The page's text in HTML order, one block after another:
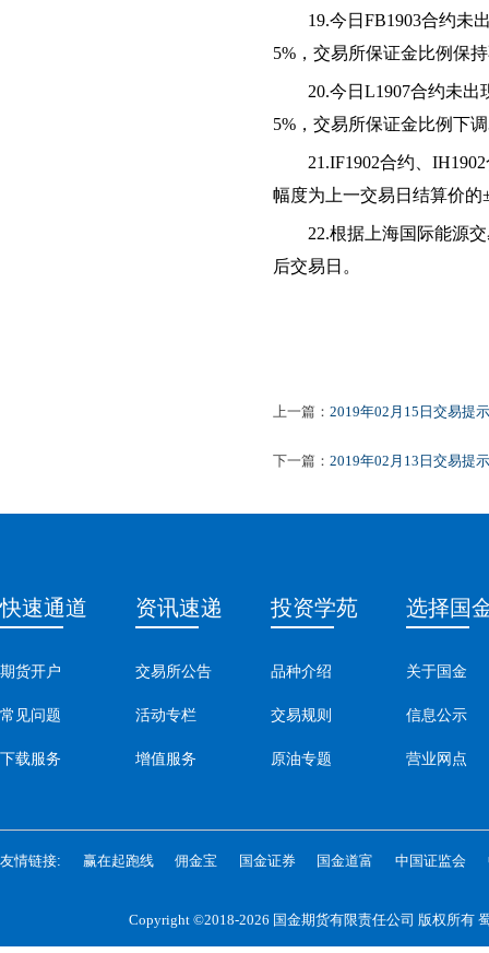
19.今日 FB1903合约未
5%，交易所保证金比例保
20.今日 L1907合约未出
5%，交易所保证金比例下调
21 .IF1902合约、
幅度为上一交易日结算价的
22.根据上海国际能源
后交易日 。
上一篇： 2019年02月15日交易提示
下一篇： 2019年02月13日交易提示
快速通道
期货开户
常见问题
下载服务
资讯速递
交易所公告
活动专栏
增值服务
投资学苑
品种介绍
交易规则
原油专题
选择国
关于国金
信息公示
营业网点
友情链接: 赢在起跑线 佣金宝 国金证券 国金道富 中国证监会
Copyright ©2018-2026 国金期货有限责任公司 版权所有